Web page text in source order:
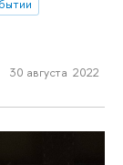
30 августа 2022